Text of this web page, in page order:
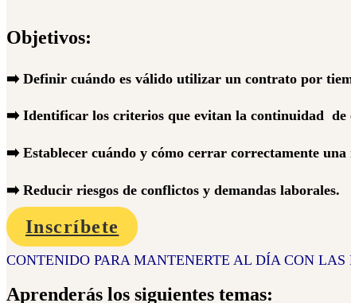
Objetivos:
➡️ Definir cuándo es válido utilizar un contrato por
➡️ Identificar los criterios que evitan la continuidad de
➡️ Establecer cuándo y cómo cerrar correctamente
➡️ Reducir riesgos de conflictos y demandas laborales.
Inscríbete
CONTENIDO PARA MANTENERTE AL DÍA CON LAS
Aprenderás los siguientes temas: